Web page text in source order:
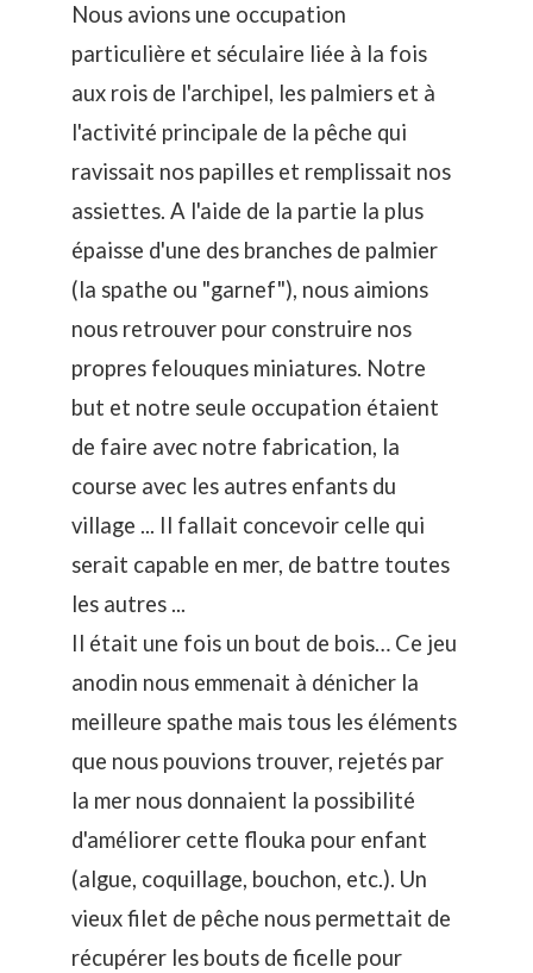
Nous avions une occupation
particulière et séculaire liée à la fois
aux rois de l'archipel, les palmiers et à
l'activité principale de la pêche qui
ravissait nos papilles et remplissait nos
assiettes. A l'aide de la partie la plus
épaisse d'une des branches de palmier
(la spathe ou "garnef"), nous aimions
nous retrouver pour construire nos
propres felouques miniatures. Notre
but et notre seule occupation étaient
de faire avec notre fabrication, la
course avec les autres enfants du
village ... Il fallait concevoir celle qui
serait capable en mer, de battre toutes
les autres ...
Il était une fois un bout de bois… Ce jeu
anodin nous emmenait à dénicher la
meilleure spathe mais tous les éléments
que nous pouvions trouver, rejetés par
la mer nous donnaient la possibilité
d'améliorer cette flouka pour enfant
(algue, coquillage, bouchon, etc.). Un
vieux filet de pêche nous permettait de
récupérer les bouts de ficelle pour